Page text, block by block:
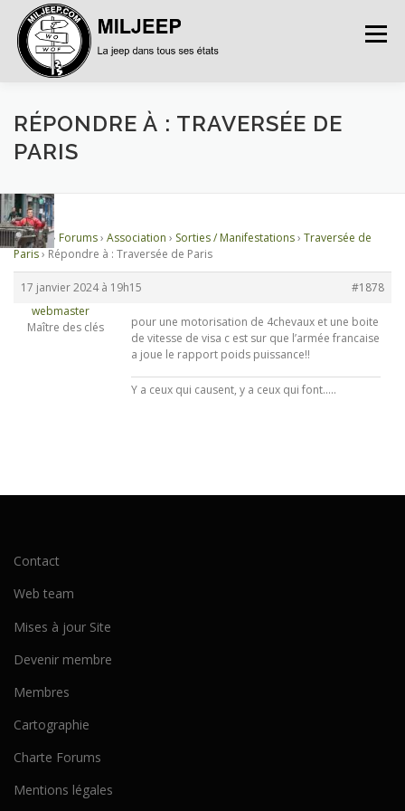
Menu
ACCUEIL ARTICLES PETITES ANNONCES
DOCUMENTATIONS FORUMS
CONNEXION
RÉPONDRE À : TRAVERSÉE DE
PARIS
Accueil› Forums› Association › Sorties / Manifestations› Traversée de
Paris› Répondre à : Traversée de Paris
17 janvier 2024 à 19h15
#1878
webmaster
Maître des clés
pour une motorisation de 4chevaux et une boite
de vitesse de visa c est sur que l’armée francaise
a joue le rapport poids puissance!!
Y a ceux qui causent, y a ceux qui font.....
Contact
Web team
Mises à jour Site
Devenir membre
Membres
Cartographie
Charte Forums
Mentions légales